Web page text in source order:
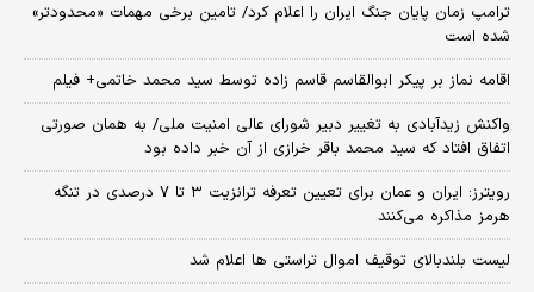
ترامپ زمان پایان جنگ ایران را اعلام کرد/ تامین برخی مهمات «محدودتر»
شده است
اقامه نماز بر پیکر ابوالقاسم قاسم زاده توسط سید محمد خاتمی+ فیلم
واکنش زیدآبادی به تغییر دبیر شورای عالی امنیت ملی/ به همان صورتی
اتفاق افتاد که سید محمد باقر خرازی از آن خبر داده بود
رویترز: ایران و عمان برای تعیین تعرفه ترانزیت ۳ تا ۷ درصدی در تنگه
هرمز مذاکره می‌کنند
لیست بلندبالای توقیف اموال تراستی ها اعلام شد